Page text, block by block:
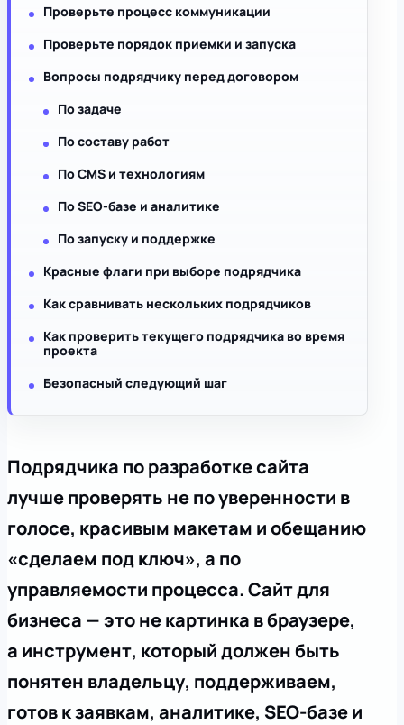
Проверьте процесс коммуникации
Проверьте порядок приемки и запуска
Вопросы подрядчику перед договором
По задаче
По составу работ
По CMS и технологиям
По SEO-базе и аналитике
По запуску и поддержке
Красные флаги при выборе подрядчика
Как сравнивать нескольких подрядчиков
Как проверить текущего подрядчика во время
проекта
Безопасный следующий шаг
Подрядчика по разработке сайта
лучше проверять не по уверенности в
голосе, красивым макетам и обещанию
«сделаем под ключ», а по
управляемости процесса. Сайт для
бизнеса — это не картинка в браузере,
а инструмент, который должен быть
понятен владельцу, поддерживаем,
готов к заявкам, аналитике, SEO-базе и